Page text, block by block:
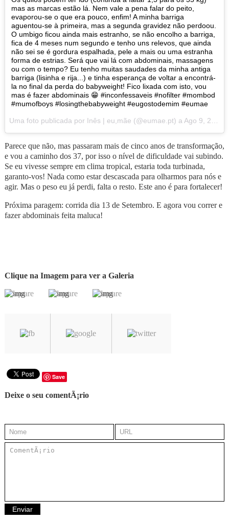
mas as marcas estão lá. Nem vale a pena falar do peito,
evaporou-se o que era pouco, enfim! A minha barriga
aguentou-se à primeira, mas a segunda gravidez não perdoou.
O umbigo ficou ainda mais estranho, se não encolho a barriga,
fica de 4 meses num segundo e tenho uns relevos, que ainda
não sei se é gordura espalhada, pele a mais ou uma estranha
forma de estrias. Será que vai lá com abdominais, massagens
ou com o tempo? Eu tenho muitas saudades da minha antiga
barriga (lisinha e rija...) e tinha esperança de voltar a encontrá-
la no final da perda do babyweight! Fico lixada com isto, vou
mas é fazer abdominais 😁 #inconfessaveis #nofilter #mombod
#mumofboys #losingthebabyweight #eugostodemim #eumae
Uma foto publicada por Inês | eu,mãe (@eumae.pt) a Ago 9, 2015 às 3:44 PDT
Parece que não, mas passaram mais de cinco anos de transformação,
e vou a caminho dos 37, por isso o nível de dificuldade vai subindo.
Se eu vivesse sempre em clima tropical, estaria toda turbinada,
garanto-vos! Nada como estar descascada para olharmos para nós e
agir. Mas o peso eu já perdi, falta o resto. Este ano é para fortalecer!
Próxima paragem: corrida dia 13 de Setembro. E agora vou correr e
fazer abdominais feita maluca!
Clique na Imagem para ver a Galeria
Save
Deixe o seu comentÃ¡rio